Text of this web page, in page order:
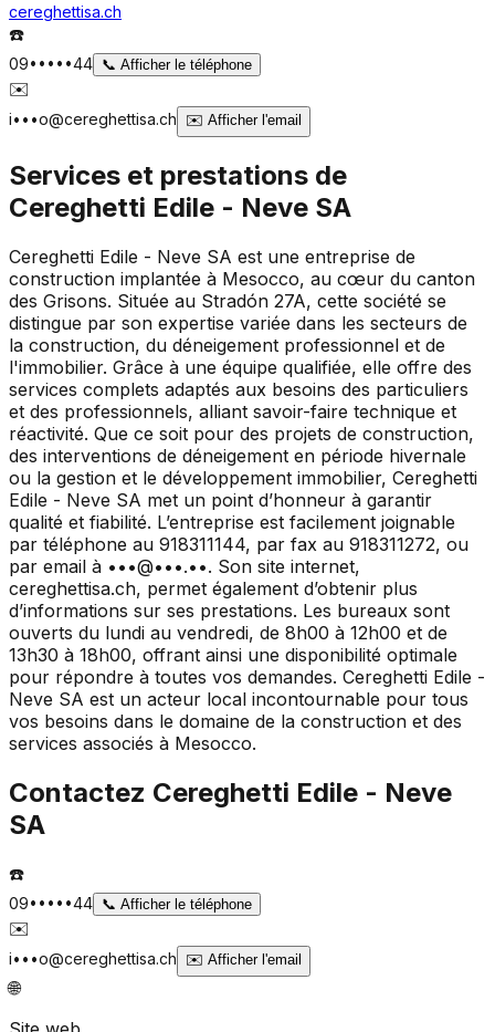
cereghettisa.ch
☎️
09•••••44 📞 Afficher le téléphone
✉️
i•••o@cereghettisa.ch ✉️ Afficher l'email
Services et prestations de
Cereghetti Edile - Neve SA
Cereghetti Edile - Neve SA est une entreprise de
construction implantée à Mesocco, au cœur du canton
des Grisons. Située au Stradón 27A, cette société se
distingue par son expertise variée dans les secteurs de
la construction, du déneigement professionnel et de
l'immobilier. Grâce à une équipe qualifiée, elle offre des
services complets adaptés aux besoins des particuliers
et des professionnels, alliant savoir-faire technique et
réactivité. Que ce soit pour des projets de construction,
des interventions de déneigement en période hivernale
ou la gestion et le développement immobilier, Cereghetti
Edile - Neve SA met un point d’honneur à garantir
qualité et fiabilité. L’entreprise est facilement joignable
par téléphone au 918311144, par fax au 918311272, ou
par email à •••@•••.••. Son site internet,
cereghettisa.ch, permet également d’obtenir plus
d’informations sur ses prestations. Les bureaux sont
ouverts du lundi au vendredi, de 8h00 à 12h00 et de
13h30 à 18h00, offrant ainsi une disponibilité optimale
pour répondre à toutes vos demandes. Cereghetti Edile -
Neve SA est un acteur local incontournable pour tous
vos besoins dans le domaine de la construction et des
services associés à Mesocco.
Contactez Cereghetti Edile - Neve
SA
☎️
09•••••44 📞 Afficher le téléphone
✉️
i•••o@cereghettisa.ch ✉️ Afficher l'email
🌐